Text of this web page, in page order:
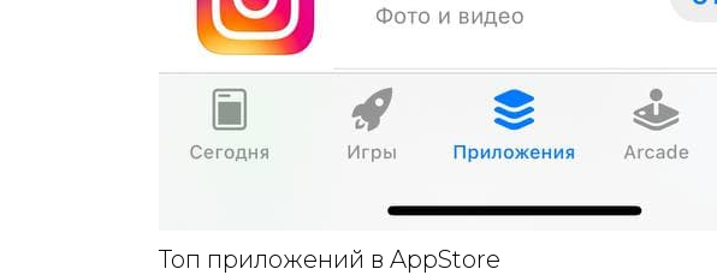
Топ приложений в AppStore